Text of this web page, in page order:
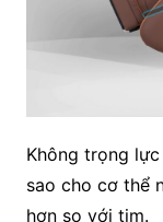
Không trọng
sao cho cơ thể
hơn so với tim.